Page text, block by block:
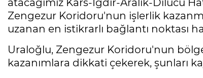
Zengezur Koridoru'nun işlerlik
uzanan en istikrarlı bağlantı noktası
Uraloğlu, Zengezur Koridoru'nun
kazanımlara dikkati çekerek, şunları